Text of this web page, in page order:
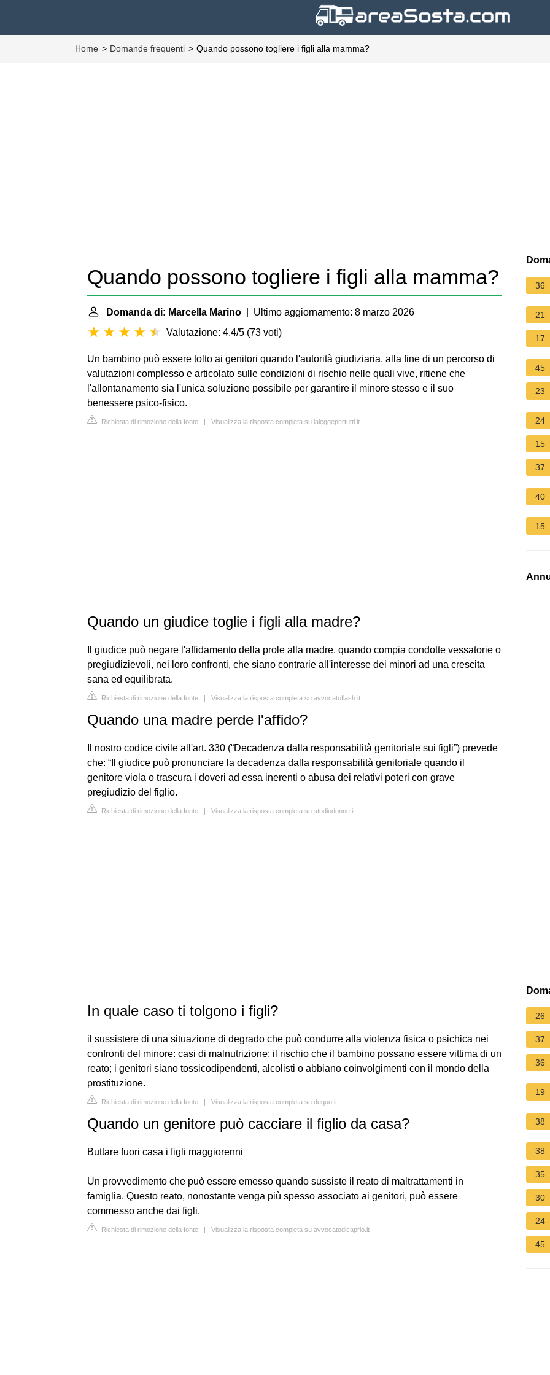
Home Domande frequenti Quando possono togliere i figli alla mamma?
Quando possono togliere i figli alla mamma?
Domanda di: Marcella Marino | Ultimo aggiornamento: 8 marzo 2026
Valutazione: 4.4/5 (73 voti)
Un bambino può essere tolto ai genitori quando l'autorità giudiziaria, alla fine di un percorso di
valutazioni complesso e articolato sulle condizioni di rischio nelle quali vive, ritiene che
l'allontanamento sia l'unica soluzione possibile per garantire il minore stesso e il suo
benessere psico-fisico.
Richiesta di rimozione della fonte | Visualizza la risposta completa su laleggepertutti.it
Quando un giudice toglie i figli alla madre?
Il giudice può negare l'affidamento della prole alla madre, quando compia condotte vessatorie o
pregiudizievoli, nei loro confronti, che siano contrarie all'interesse dei minori ad una crescita
sana ed equilibrata.
Richiesta di rimozione della fonte | Visualizza la risposta completa su avvocatoflash.it
Quando una madre perde l'affido?
Il nostro codice civile all'art. 330 (“Decadenza dalla responsabilità genitoriale sui figli”) prevede
che: “Il giudice può pronunciare la decadenza dalla responsabilità genitoriale quando il
genitore viola o trascura i doveri ad essa inerenti o abusa dei relativi poteri con grave
pregiudizio del figlio.
Richiesta di rimozione della fonte | Visualizza la risposta completa su studiodonne.it
In quale caso ti tolgono i figli?
il sussistere di una situazione di degrado che può condurre alla violenza fisica o psichica nei
confronti del minore: casi di malnutrizione; il rischio che il bambino possano essere vittima di un
reato; i genitori siano tossicodipendenti, alcolisti o abbiano coinvolgimenti con il mondo della
prostituzione.
Richiesta di rimozione della fonte | Visualizza la risposta completa su dequo.it
Quando un genitore può cacciare il figlio da casa?
Buttare fuori casa i figli maggiorenni
Un provvedimento che può essere emesso quando sussiste il reato di maltrattamenti in
famiglia. Questo reato, nonostante venga più spesso associato ai genitori, può essere
commesso anche dai figli.
Richiesta di rimozione della fonte | Visualizza la risposta completa su avvocatodicaprio.it
36
21
17
45
23
24
15
37
40
15
26
37
36
19
38
38
35
30
24
45